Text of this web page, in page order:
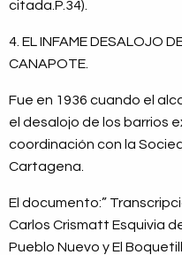
citada.P.34).
4. EL INFAME DESALOJO
CANAPOTE.
Fue en 1936 cuando el
el desalojo de los barrios
coordinación con la
Cartagena.
El documento:”
Carlos Crismatt Esquivia
Pueblo Nuevo y El